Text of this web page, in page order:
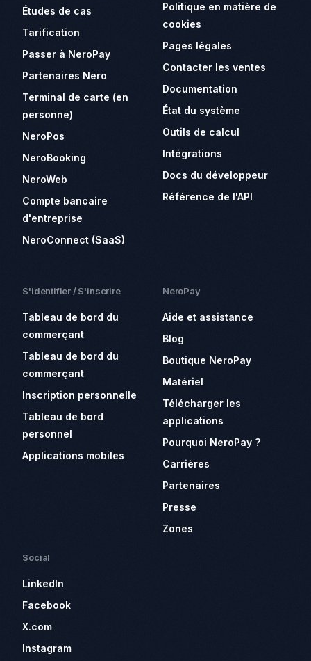
Études de cas
Tarification
Passer à NeroPay
Partenaires Nero
Terminal de carte (en
personne)
NeroPos
NeroBooking
NeroWeb
Compte bancaire
d'entreprise
NeroConnect (SaaS)
Politique en matière de
cookies
Pages légales
Contacter les ventes
Documentation
État du système
Outils de calcul
Intégrations
Docs du développeur
Référence de l'API
S'identifier / S'inscrire
Tableau de bord du
commerçant
Tableau de bord du
commerçant
Inscription personnelle
Tableau de bord
personnel
Applications mobiles
NeroPay
Aide et assistance
Blog
Boutique NeroPay
Matériel
Télécharger les
applications
Pourquoi NeroPay ?
Carrières
Partenaires
Presse
Zones
Social
LinkedIn
Facebook
X.com
Instagram